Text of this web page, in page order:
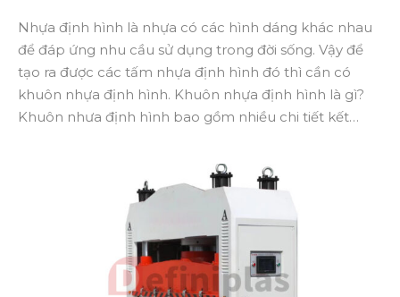
Nhựa định hình là nhựa có các hình dáng khác nhau
để đáp ứng nhu cầu sử dụng trong đời sống. Vậy để
tạo ra được các tấm nhựa định hình đó thì cần có
khuôn nhựa định hình. Khuôn nhựa định hình là gì?
Khuôn nhưa định hình bao gồm nhiều chi tiết kết…